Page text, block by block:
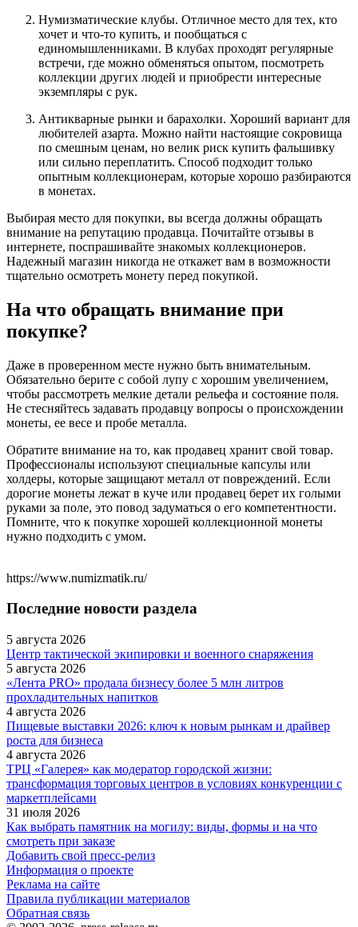
Нумизматические клубы. Отличное место для тех, кто
хочет и что-то купить, и пообщаться с
единомышленниками. В клубах проходят регулярные
встречи, где можно обменяться опытом, посмотреть
коллекции других людей и приобрести интересные
экземпляры с рук.
Антикварные рынки и барахолки. Хороший вариант для
любителей азарта. Можно найти настоящие сокровища
по смешным ценам, но велик риск купить фальшивку
или сильно переплатить. Способ подходит только
опытным коллекционерам, которые хорошо разбираются
в монетах.
Выбирая место для покупки, вы всегда должны обращать
внимание на репутацию продавца. Почитайте отзывы в
интернете, поспрашивайте знакомых коллекционеров.
Надежный магазин никогда не откажет вам в возможности
тщательно осмотреть монету перед покупкой.
На что обращать внимание при
покупке?
Даже в проверенном месте нужно быть внимательным.
Обязательно берите с собой лупу с хорошим увеличением,
чтобы рассмотреть мелкие детали рельефа и состояние поля.
Не стесняйтесь задавать продавцу вопросы о происхождении
монеты, ее весе и пробе металла.
Обратите внимание на то, как продавец хранит свой товар.
Профессионалы используют специальные капсулы или
холдеры, которые защищают металл от повреждений. Если
дорогие монеты лежат в куче или продавец берет их голыми
руками за поле, это повод задуматься о его компетентности.
Помните, что к покупке хорошей коллекционной монеты
нужно подходить с умом.
https://www.numizmatik.ru/
Последние новости раздела
5 августа 2026
Центр тактической экипировки и военного снаряжения
5 августа 2026
«Лента PRO» продала бизнесу более 5 млн литров
прохладительных напитков
4 августа 2026
Пищевые выставки 2026: ключ к новым рынкам и драйвер
роста для бизнеса
4 августа 2026
ТРЦ «Галерея» как модератор городской жизни:
трансформация торговых центров в условиях конкуренции с
маркетплейсами
31 июля 2026
Как выбрать памятник на могилу: виды, формы и на что
смотреть при заказе
Добавить свой пресс-релиз
Информация о проекте
Реклама на сайте
Правила публикации материалов
Обратная связь